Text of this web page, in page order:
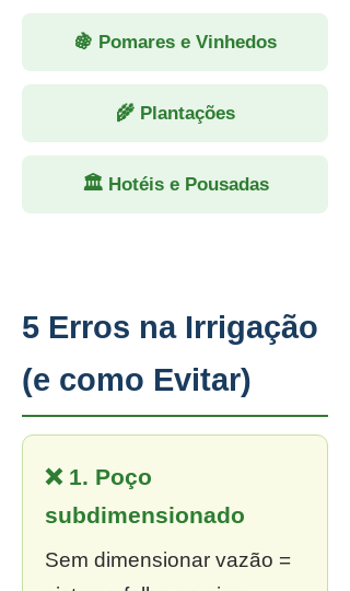
🍇 Pomares e Vinhedos
🌾 Plantações
🏛 Hotéis e Pousadas
5 Erros na Irrigação
(e como Evitar)
❌ 1. Poço
subdimensionado
Sem dimensionar vazão =